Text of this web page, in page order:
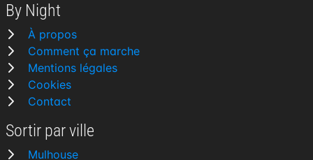
By Night
À propos
Comment ça marche
Mentions légales
Cookies
Contact
Sortir par ville
Mulhouse